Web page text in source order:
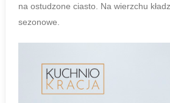
na ostudzone ciasto. Na wierzchu
sezonowe.